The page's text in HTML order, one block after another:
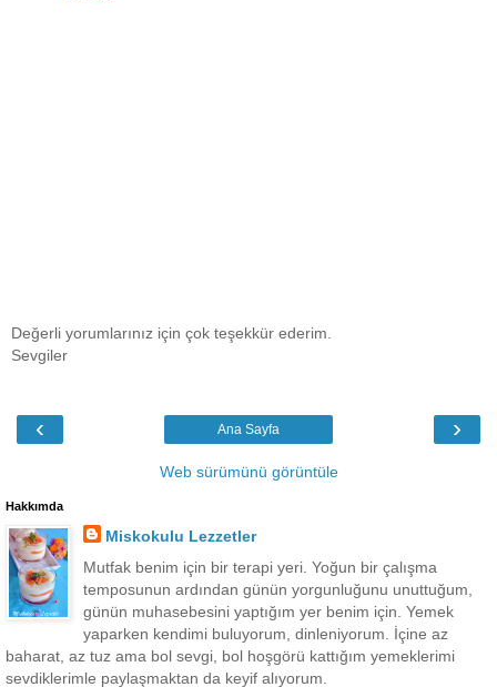
Değerli yorumlarınız için çok teşekkür ederim.
Sevgiler
‹ ›
Ana Sayfa
Web sürümünü görüntüle
Hakkımda
Miskokulu Lezzetler
Mutfak benim için bir terapi yeri. Yoğun bir çalışma
temposunun ardından günün yorgunluğunu unuttuğum,
günün muhasebesini yaptığım yer benim için. Yemek
yaparken kendimi buluyorum, dinleniyorum. İçine az
baharat, az tuz ama bol sevgi, bol hoşgörü kattığım yemeklerimi
sevdiklerimle paylaşmaktan da keyif alıyorum.